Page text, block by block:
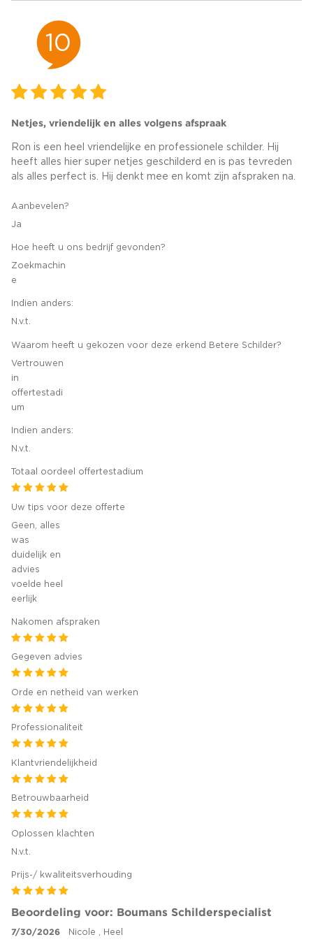
10
Netjes, vriendelijk en alles volgens afspraak
Ron is een heel vriendelijke en professionele schilder. Hij
heeft alles hier super netjes geschilderd en is pas tevreden
als alles perfect is. Hij denkt mee en komt zijn afspraken na.
Aanbevelen?
Ja
Hoe heeft u ons bedrijf gevonden?
Zoekmachin
e
Indien anders:
N.v.t.
Waarom heeft u gekozen voor deze erkend Betere Schilder?
Vertrouwen
in
offertestadi
um
Indien anders:
N.v.t.
Totaal oordeel offertestadium
Uw tips voor deze offerte
Geen, alles
was
duidelijk en
advies
voelde heel
eerlijk
Nakomen afspraken
Gegeven advies
Orde en netheid van werken
Professionaliteit
Klantvriendelijkheid
Betrouwbaarheid
Oplossen klachten
N.v.t.
Prijs-/ kwaliteitsverhouding
Beoordeling voor: Boumans Schilderspecialist
7/30/2026 Nicole , Heel